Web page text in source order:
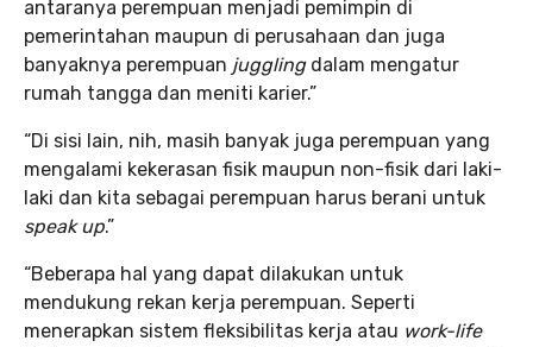
antaranya perempuan menjadi pemimpin di
pemerintahan maupun di perusahaan dan juga
banyaknya perempuan jugglingdalam mengatur
rumah tangga dan meniti karier.”
“Di sisi lain, nih, masih banyak juga perempuan yang
mengalami kekerasan fisik maupun non-fisik dari laki-
laki dan kita sebagai perempuan harus berani untuk
speak up.”
“Beberapa hal yang dapat dilakukan untuk
mendukung rekan kerja perempuan. Seperti
menerapkan sistem fleksibilitas kerja atau work-life